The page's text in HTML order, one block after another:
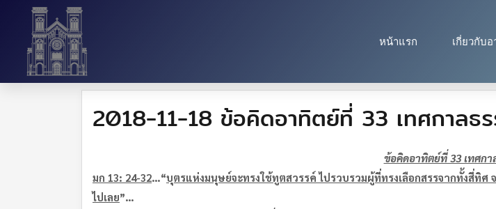
หน้าแรก เกี่ยวกับ
2018-11-18 ข้อคิดอาทิตย์ที่ 33 เทศกาลธ
ข้อคิดอาทิตย์ที่ 33 เทศกา
มก 13: 24-32…“บุตรแห่งมนุษย์จะทรงใช้ทูตสวรรค์ ไปรวบรวมผู้ที่ทรงเลือกสรรจากทั้งสี่
ไปเลย”…